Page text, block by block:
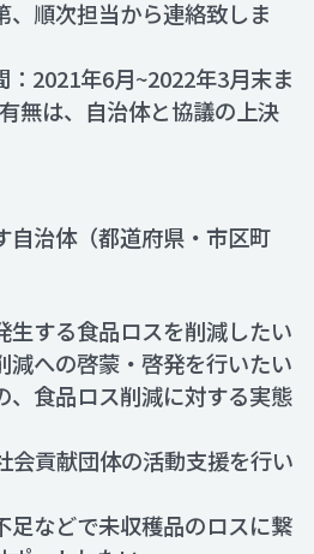
、順次担当から連絡致しま
：2021年6月~2022年3月末ま
無は、自治体と協議の上決
自治体（都道府県・市区町
生する食品ロスを削減したい
減への啓蒙・啓発を行いたい
、食品ロス削減に対する実態
会貢献団体の活動支援を行い
足などで未収穫品のロスに繋